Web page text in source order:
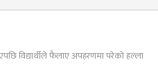
विद्यार्थीले फैलाए अपहरणमा परेको हल्ला